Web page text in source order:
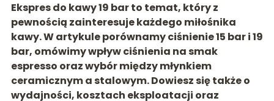
Ekspres do kawy 19 bar to temat, który z
pewnością zainteresuje każdego miłośnika
kawy. W artykule porównamy ciśnienie 15 bar i 19
bar, omówimy wpływ ciśnienia na smak
espresso oraz wybór między młynkiem
ceramicznym a stalowym. Dowiesz się także o
wydajności, kosztach eksploatacji oraz